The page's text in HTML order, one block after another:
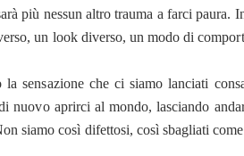
più nessun altro trauma a farci paura.
un look diverso, un modo di
la sensazione che ci siamo lanciati
nuovo aprirci al mondo, lasciando
siamo così difettosi, così sbagliati